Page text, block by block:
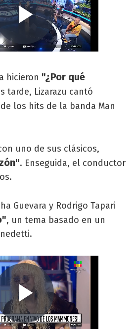
hicieron "¿Por qué
tarde, Lizarazu cantó
los hits de la banda Man
uno de sus clásicos,
. Enseguida, el conductor
Guevara y Rodrigo Tapari
, un tema basado en un